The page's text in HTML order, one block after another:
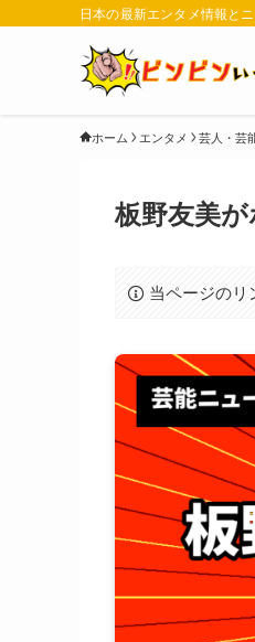
日本の最新エンタメ情報と
ホーム エンタメ 芸人・芸
板野友美
当ページのリ